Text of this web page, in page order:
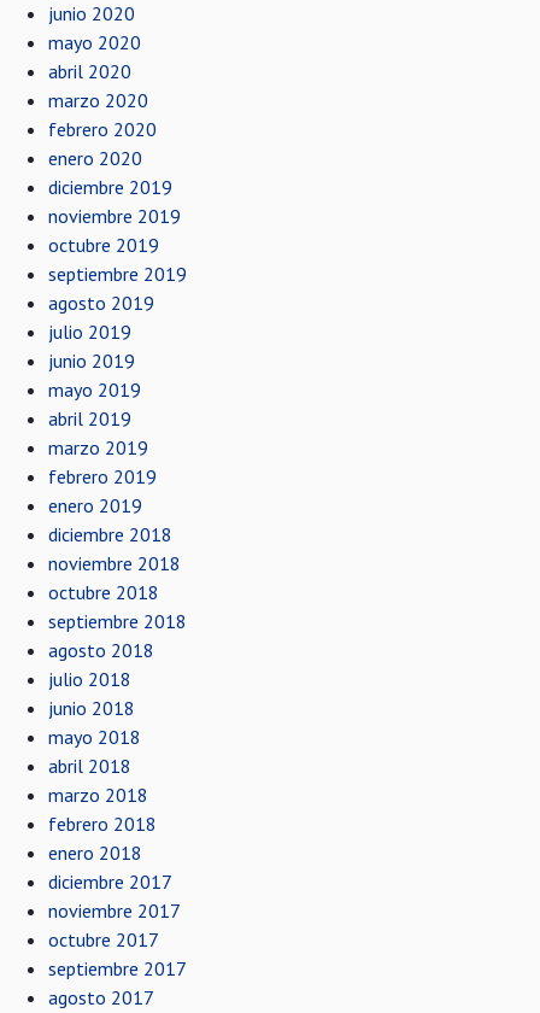
junio 2020
mayo 2020
abril 2020
marzo 2020
febrero 2020
enero 2020
diciembre 2019
noviembre 2019
octubre 2019
septiembre 2019
agosto 2019
julio 2019
junio 2019
mayo 2019
abril 2019
marzo 2019
febrero 2019
enero 2019
diciembre 2018
noviembre 2018
octubre 2018
septiembre 2018
agosto 2018
julio 2018
junio 2018
mayo 2018
abril 2018
marzo 2018
febrero 2018
enero 2018
diciembre 2017
noviembre 2017
octubre 2017
septiembre 2017
agosto 2017